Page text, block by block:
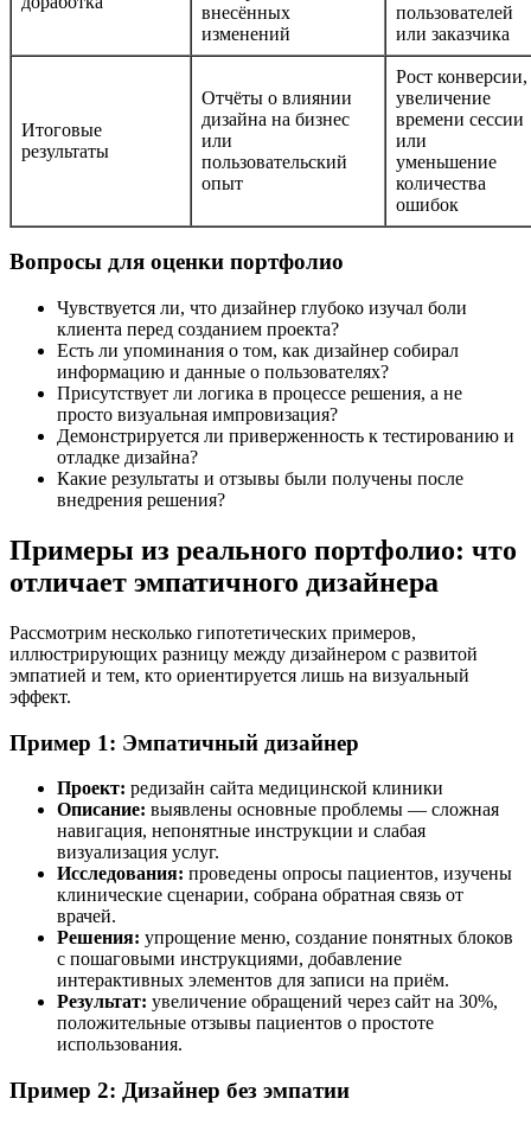
внесённых
изменений
пользователей
или заказчика
Итоговые
результаты
Отчёты о влиянии
дизайна на бизнес
или
пользовательский
опыт
Рост конверсии,
увеличение
времени сессии
или
уменьшение
количества
ошибок
Вопросы для оценки портфолио
Чувствуется ли, что дизайнер глубоко изучал боли
клиента перед созданием проекта?
Есть ли упоминания о том, как дизайнер собирал
информацию и данные о пользователях?
Присутствует ли логика в процессе решения, а не
просто визуальная импровизация?
Демонстрируется ли приверженность к тестированию и
отладке дизайна?
Какие результаты и отзывы были получены после
внедрения решения?
Примеры из реального портфолио: что
отличает эмпатичного дизайнера
Рассмотрим несколько гипотетических примеров,
иллюстрирующих разницу между дизайнером с развитой
эмпатией и тем, кто ориентируется лишь на визуальный
эффект.
Пример 1: Эмпатичный дизайнер
Проект: редизайн сайта медицинской клиники
Описание: выявлены основные проблемы — сложная
навигация, непонятные инструкции и слабая
визуализация услуг.
Исследования: проведены опросы пациентов, изучены
клинические сценарии, собрана обратная связь от
врачей.
Решения: упрощение меню, создание понятных блоков
с пошаговыми инструкциями, добавление
интерактивных элементов для записи на приём.
Результат: увеличение обращений через сайт на 30%,
положительные отзывы пациентов о простоте
использования.
Пример 2: Дизайнер без эмпатии